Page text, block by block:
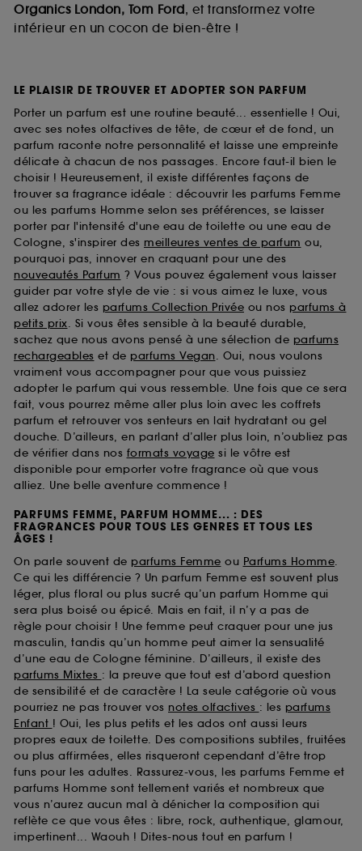
Organics London, Tom Ford, et transformez votre
intérieur en un cocon de bien-être !
LE PLAISIR DE TROUVER ET ADOPTER SON PARFUM
Porter un parfum est une routine beauté... essentielle ! Oui,
avec ses notes olfactives de tête, de cœur et de fond, un
parfum raconte notre personnalité et laisse une empreinte
délicate à chacun de nos passages. Encore faut-il bien le
choisir ! Heureusement, il existe différentes façons de
trouver sa fragrance idéale : découvrir les parfums Femme
ou les parfums Homme selon ses préférences, se laisser
porter par l'intensité d'une eau de toilette ou une eau de
Cologne, s'inspirer des meilleures ventes de parfum ou,
pourquoi pas, innover en craquant pour une des
nouveautés Parfum ? Vous pouvez également vous laisser
guider par votre style de vie : si vous aimez le luxe, vous
allez adorer les parfums Collection Privée ou nos parfums à
petits prix. Si vous êtes sensible à la beauté durable,
sachez que nous avons pensé à une sélection de parfums
rechargeables et de parfums Vegan. Oui, nous voulons
vraiment vous accompagner pour que vous puissiez
adopter le parfum qui vous ressemble. Une fois que ce sera
fait, vous pourrez même aller plus loin avec les coffrets
parfum et retrouver vos senteurs en lait hydratant ou gel
douche. D’ailleurs, en parlant d’aller plus loin, n’oubliez pas
de vérifier dans nos formats voyage si le vôtre est
disponible pour emporter votre fragrance où que vous
alliez. Une belle aventure commence !
PARFUMS FEMME, PARFUM HOMME... : DES
FRAGRANCES POUR TOUS LES GENRES ET TOUS LES
ÂGES !
On parle souvent de parfums Femme ou Parfums Homme.
Ce qui les différencie ? Un parfum Femme est souvent plus
léger, plus floral ou plus sucré qu’un parfum Homme qui
sera plus boisé ou épicé. Mais en fait, il n’y a pas de
règle pour choisir ! Une femme peut craquer pour une jus
masculin, tandis qu’un homme peut aimer la sensualité
d’une eau de Cologne féminine. D’ailleurs, il existe des
parfums Mixtes : la preuve que tout est d’abord question
de sensibilité et de caractère ! La seule catégorie où vous
pourriez ne pas trouver vos notes olfactives : les parfums
Enfant ! Oui, les plus petits et les ados ont aussi leurs
propres eaux de toilette. Des compositions subtiles, fruitées
ou plus affirmées, elles risqueront cependant d’être trop
funs pour les adultes. Rassurez-vous, les parfums Femme et
parfums Homme sont tellement variés et nombreux que
vous n’aurez aucun mal à dénicher la composition qui
reflète ce que vous êtes : libre, rock, authentique, glamour,
impertinent... Waouh ! Dites-nous tout en parfum !